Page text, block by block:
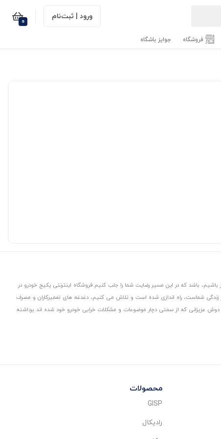
ورود | ثبت‌نام 0
فروشگاه جوایز باشگاه
باشد که در این مسیر رضایت شما را جلب کنیم.فروشگاه اینترنتی پکیج خودرو در
شماست، راه اندازی شده است و تلاش می کنیم، دغدغه های تعمیرکاران و مصرف
دوش عزیزانی که از سمتی دچار موضوعات و مشکلات خرابی خودرو خود شده اند برداشته
محصولات
GISP
رادیکال